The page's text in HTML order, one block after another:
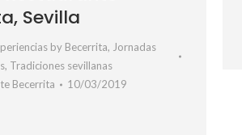
Sevilla
by Becerrita, Jornadas
, Tradiciones sevillanas
Becerrita
10/03/2019